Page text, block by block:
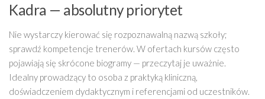
Kadra — absolutny priorytet
Nie wystarczy kierować się rozpoznawalną nazwą szkoły;
sprawdź kompetencje trenerów. W ofertach kursów często
pojawiają się skrócone biogramy — przeczytaj je uważnie.
Idealny prowadzący to osoba z praktyką kliniczną,
doświadczeniem dydaktycznym i referencjami od uczestników.